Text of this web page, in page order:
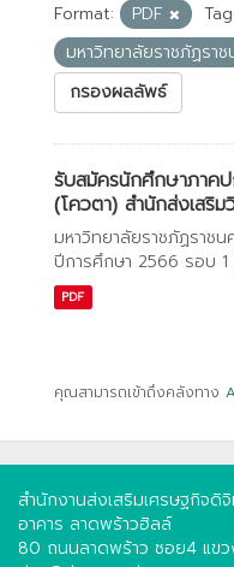
Format:
PDF
มหาวิทยาลัยราชภัฏรา
กรองผลลัพธ์
รับสมัครนักศึกษาภาค
(โควตา) สำนักส่งเสริม
มหาวิทยาลัยราชภัฏราช
ปีการศึกษา 2566 รอบ 1
PDF
คุณสามารถเข้าถึงคลังทาง
สำนักงานส่งเสริมเศรษฐกิจดิ
อาคาร ลาดพร้าวฮิลล์
80 ถนนลาดพร้าว ซอย4 แข